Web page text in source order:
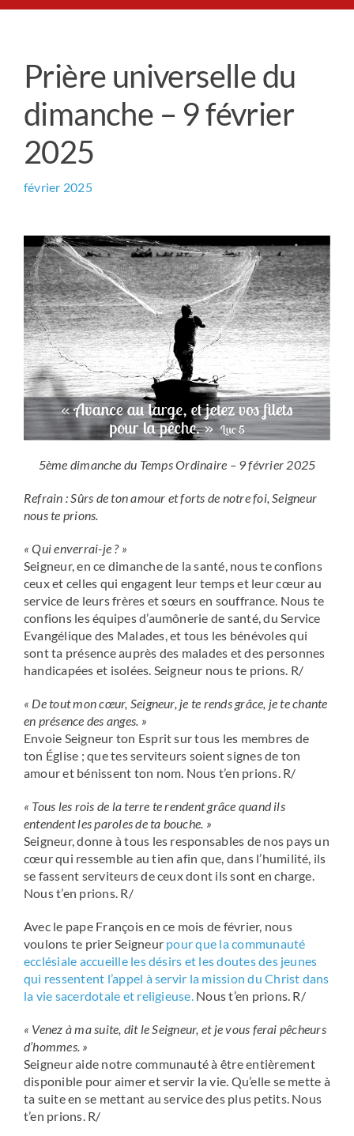
Prière universelle
Qui sommes-nous ?
Contact
Prière universelle du
dimanche – 9 février
2025
février 2025
5ème dimanche du Temps Ordinaire – 9 février 2025
Refrain : Sûrs de ton amour et forts de notre foi, Seigneur
nous te prions.
« Qui enverrai-je ? »
Seigneur, en ce dimanche de la santé, nous te confions
ceux et celles qui engagent leur temps et leur cœur au
service de leurs frères et sœurs en souffrance. Nous te
confions les équipes d’aumônerie de santé, du Service
Evangélique des Malades, et tous les bénévoles qui
sont ta présence auprès des malades et des personnes
handicapées et isolées. Seigneur nous te prions. R/
« De tout mon cœur, Seigneur, je te rends grâce, je te chante
en présence des anges. »
Envoie Seigneur ton Esprit sur tous les membres de
ton Église ; que tes serviteurs soient signes de ton
amour et bénissent ton nom. Nous t’en prions. R/
« Tous les rois de la terre te rendent grâce quand ils
entendent les paroles de ta bouche. »
Seigneur, donne à tous les responsables de nos pays un
cœur qui ressemble au tien afin que, dans l’humilité, ils
se fassent serviteurs de ceux dont ils sont en charge.
Nous t’en prions. R/
Avec le pape François en ce mois de février, nous
voulons te prier Seigneur pour que la communauté
ecclésiale accueille les désirs et les doutes des jeunes
qui ressentent l’appel à servir la mission du Christ dans
la vie sacerdotale et religieuse. Nous t’en prions. R/
« Venez à ma suite, dit le Seigneur, et je vous ferai pêcheurs
d’hommes. »
Seigneur aide notre communauté à être entièrement
disponible pour aimer et servir la vie. Qu’elle se mette à
ta suite en se mettant au service des plus petits. Nous
t’en prions. R/